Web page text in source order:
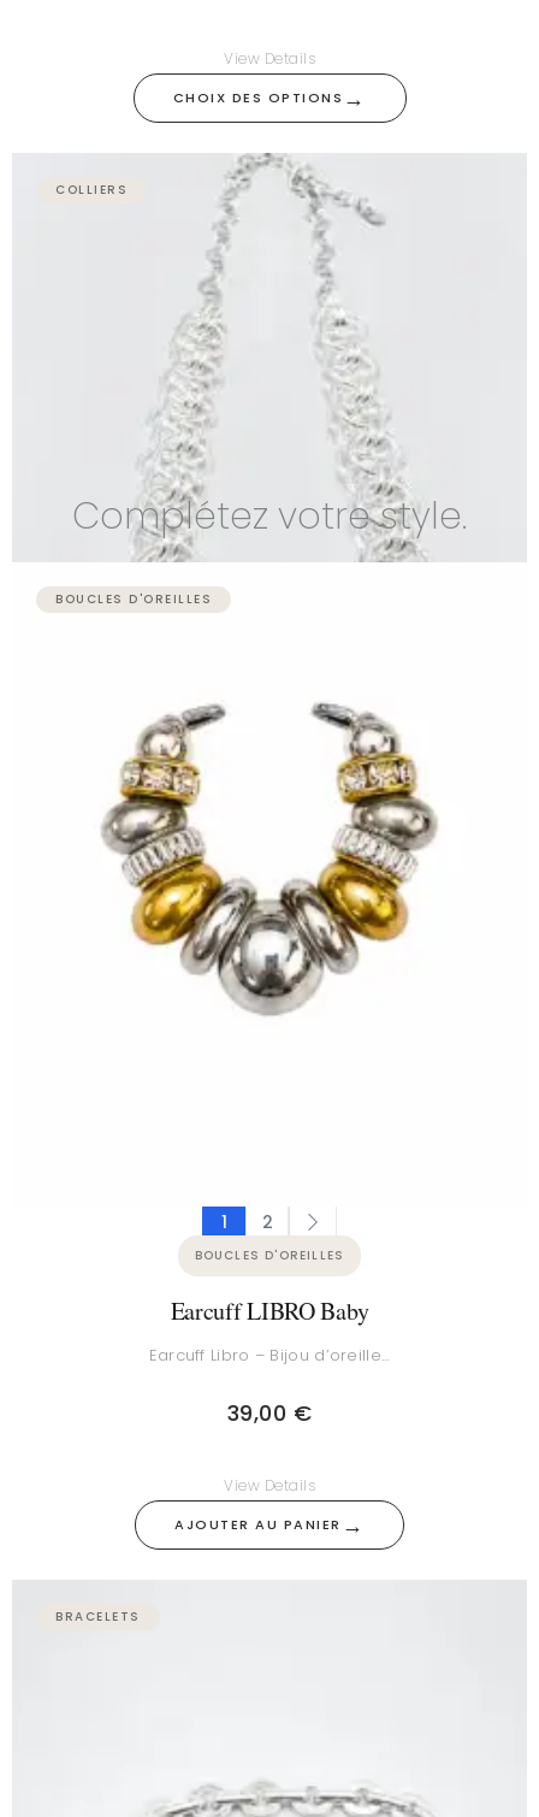
CHOIX DES OPTIONS →
View Details
COLLIERS
Collier SAMANTHA
Collier en plaqué or et…
89,00€
1 2
Complétez votre style.
BOUCLES D'OREILLES
BOUCLES D'OREILLES
Earcuff LIBRO Baby
Earcuff Libro – Bijou d’oreille…
39,00 €
AJOUTER AU PANIER →
View Details
BRACELETS